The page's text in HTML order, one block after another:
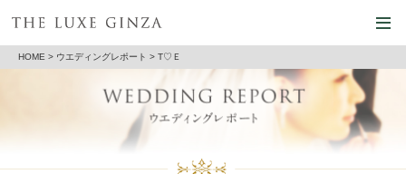
HOME > ウエディングレポート > T♡Ｅ